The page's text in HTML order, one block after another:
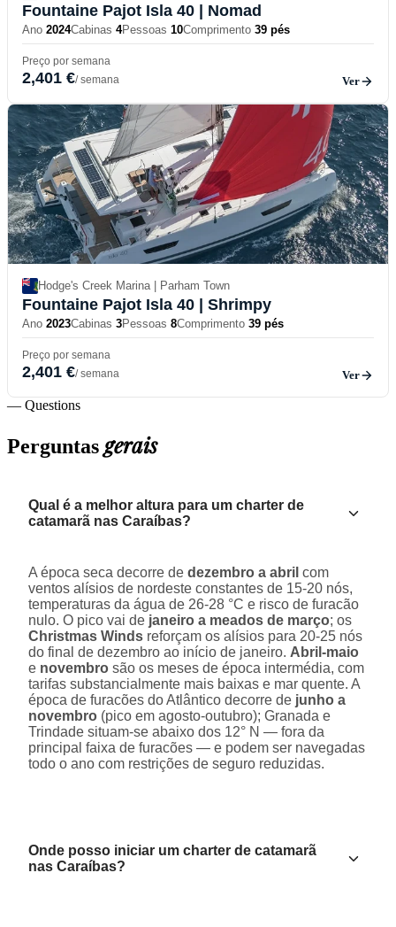
Fountaine Pajot Isla 40 | Nomad
Ano 2024Cabinas 4Pessoas 10Comprimento 39 pés
Preço por semana
2,401 €/ semana Ver
Hodge's Creek Marina | Parham Town
Fountaine Pajot Isla 40 | Shrimpy
Ano 2023Cabinas 3Pessoas 8Comprimento 39 pés
Preço por semana
2,401 €/ semana Ver
— Questions
Perguntasgerais
Qual é a melhor altura para um charter de
catamarã nas Caraíbas?
A época seca decorre de dezembro a abril com
ventos alísios de nordeste constantes de 15-20 nós,
temperaturas da água de 26-28 °C e risco de furacão
nulo. O pico vai de janeiro a meados de março; os
Christmas Winds reforçam os alísios para 20-25 nós
do final de dezembro ao início de janeiro. Abril-maio
e novembro são os meses de época intermédia, com
tarifas substancialmente mais baixas e mar quente. A
época de furacões do Atlântico decorre de junho a
novembro (pico em agosto-outubro); Granada e
Trindade situam-se abaixo dos 12° N — fora da
principal faixa de furacões — e podem ser navegadas
todo o ano com restrições de seguro reduzidas.
Onde posso iniciar um charter de catamarã
nas Caraíbas?